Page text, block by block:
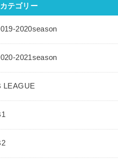
カテゴリー
2020season
2021season
LEAGUE